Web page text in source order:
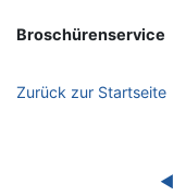
Broschürenservice
Zurück zur Startseite